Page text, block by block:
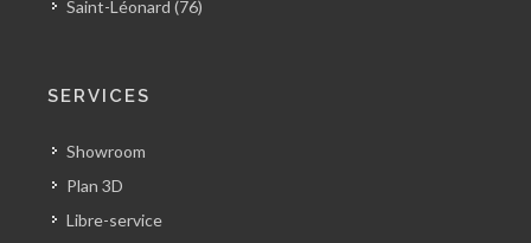
Saint-Léonard (76)
SERVICES
Showroom
Plan 3D
Libre-service